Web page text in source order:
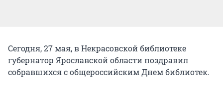
Сегодня, 27 мая, в Некрасовской библиотеке
губернатор Ярославской области поздравил
собравшихся с общероссийским Днем библиотек.